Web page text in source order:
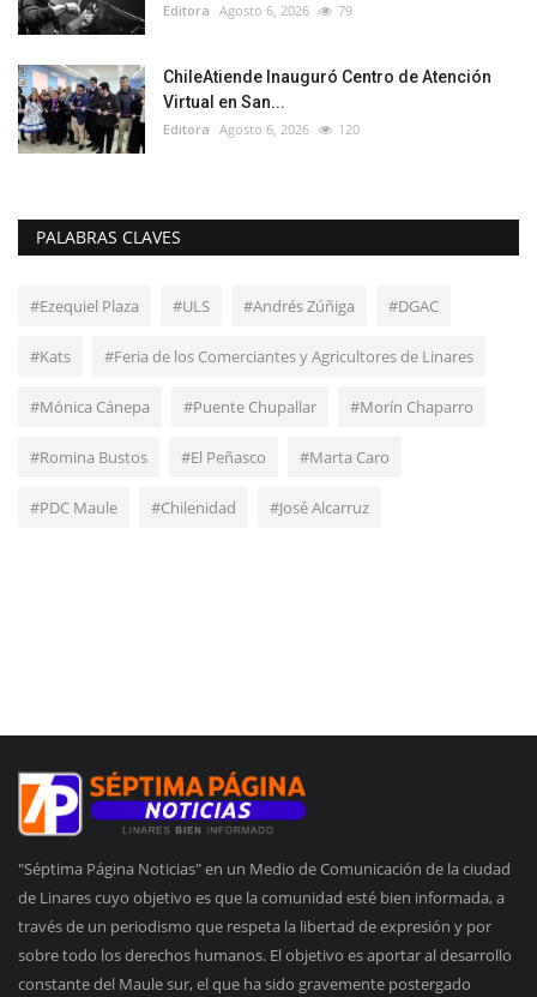
Editora Agosto 6, 2026 79
ChileAtiende Inauguró Centro de Atención
Virtual en San...
Editora Agosto 6, 2026 120
PALABRAS CLAVES
#Ezequiel Plaza #ULS #Andrés Zúñiga #DGAC
#Kats #Feria de los Comerciantes y Agricultores de Linares
#Mónica Cánepa #Puente Chupallar #Morín Chaparro
#Romina Bustos #El Peñasco #Marta Caro
#PDC Maule #Chilenidad #José Alcarruz
"Séptima Página Noticias" en un Medio de Comunicación de la ciudad
de Linares cuyo objetivo es que la comunidad esté bien informada, a
través de un periodismo que respeta la libertad de expresión y por
sobre todo los derechos humanos. El objetivo es aportar al desarrollo
constante del Maule sur, el que ha sido gravemente postergado